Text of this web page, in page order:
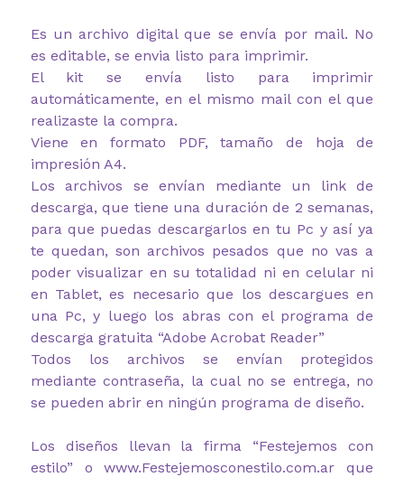
Es un archivo digital que se envía por mail. No
es editable, se envia listo para imprimir.
El kit se envía listo para imprimir
automáticamente, en el mismo mail con el que
realizaste la compra.
Viene en formato PDF, tamaño de hoja de
impresión A4.
Los archivos se envían mediante un link de
descarga, que tiene una duración de 2 semanas,
para que puedas descargarlos en tu Pc y así ya
te quedan, son archivos pesados que no vas a
poder visualizar en su totalidad ni en celular ni
en Tablet, es necesario que los descargues en
una Pc, y luego los abras con el programa de
descarga gratuita “Adobe Acrobat Reader”
Todos los archivos se envían protegidos
mediante contraseña, la cual no se entrega, no
se pueden abrir en ningún programa de diseño.
Los diseños llevan la firma “Festejemos con
estilo” o www.Festejemosconestilo.com.ar que